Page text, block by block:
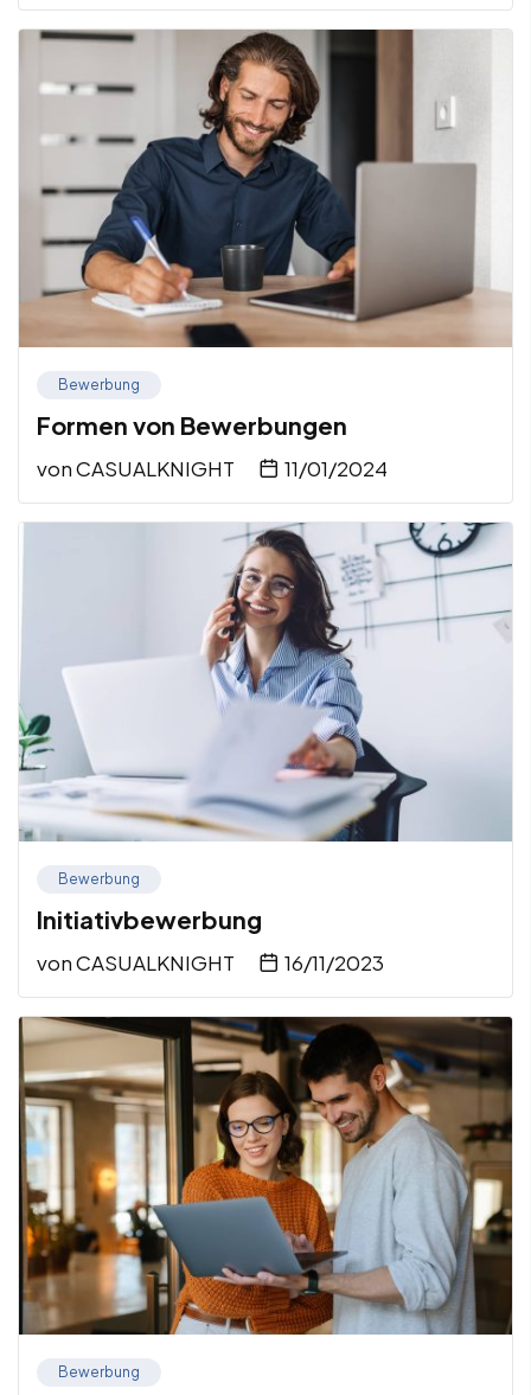
Bewerbung
Formen von Bewerbungen
vonCASUALKNIGHT 11/01/2024
Bewerbung
Initiativbewerbung
vonCASUALKNIGHT 16/11/2023
Bewerbung